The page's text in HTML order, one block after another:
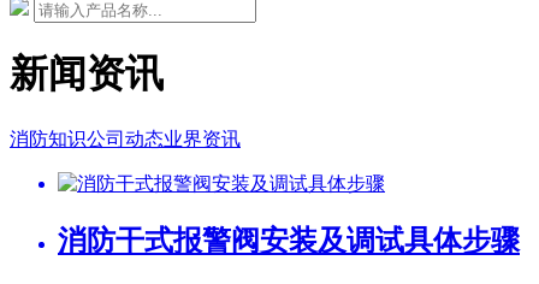
新闻资讯
消防知识公司动态业界资讯
消防干式报警阀安装及调试具体步骤